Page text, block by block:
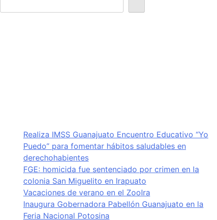
Realiza IMSS Guanajuato Encuentro Educativo “Yo
Puedo” para fomentar hábitos saludables en
derechohabientes
FGE: homicida fue sentenciado por crimen en la
colonia San Miguelito en Irapuato
Vacaciones de verano en el ZooIra
Inaugura Gobernadora Pabellón Guanajuato en la
Feria Nacional Potosina